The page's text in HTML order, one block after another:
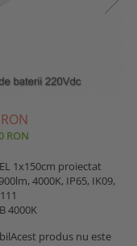
RON
1x150cm proiectat
4000K, IP65, IK09,
4000K
Acest produs nu este